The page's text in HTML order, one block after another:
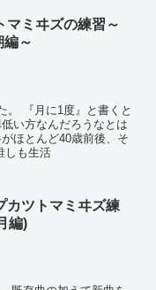
マミヰズの練習～
編～
。 『月に1度』と書くと
い方なんだろうなとは
ほとんど40歳前後、そ
しも生活
カツトマミヰズ練
編)